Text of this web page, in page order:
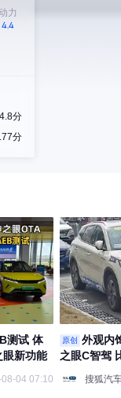
4.8分
分
测试 体
眼新功能
04 07:10
原创
外观内
之眼C智驾
搜狐汽